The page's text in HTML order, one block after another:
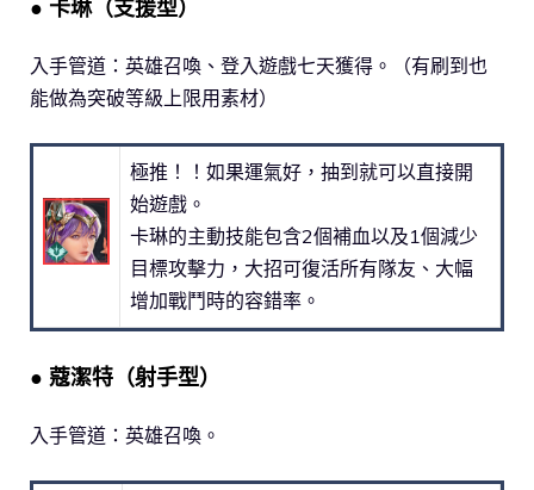
● 卡琳（支援型）
入手管道：英雄召喚、登入遊戲七天獲得。（有刷到也
能做為突破等級上限用素材）
極推！！如果運氣好，抽到就可以直接開
始遊戲。
卡琳的主動技能包含2個補血以及1個減少
目標攻擊力，大招可復活所有隊友、大幅
增加戰鬥時的容錯率。
● 蔻潔特（射手型）
入手管道：英雄召喚。